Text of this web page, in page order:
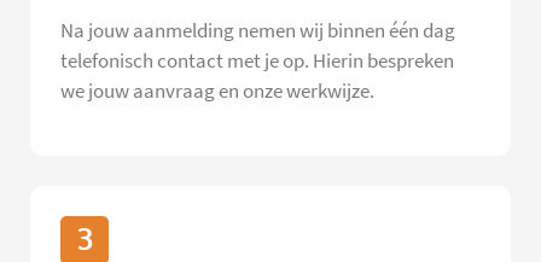
Na jouw aanmelding nemen wij binnen één dag
telefonisch contact met je op. Hierin bespreken
we jouw aanvraag en onze werkwijze.
3